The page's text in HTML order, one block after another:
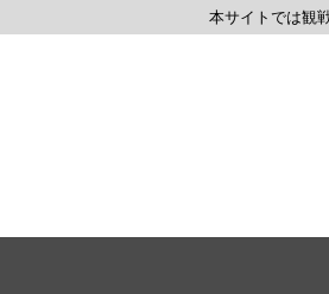
本サイトでは観